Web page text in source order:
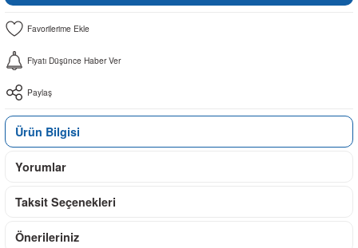
Fiyatı Düşünce Haber Ver
Paylaş
Ürün Bilgisi
Yorumlar
Taksit Seçenekleri
Önerileriniz